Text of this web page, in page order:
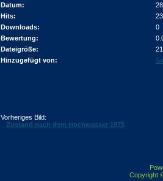
Datum:
Hits:
Downloads:
0
Bewertung:
Dateigröße:
Hinzugefügt von:
Vorheriges Bild:
Zustand nach dem Hochwasser 1975
Copyright